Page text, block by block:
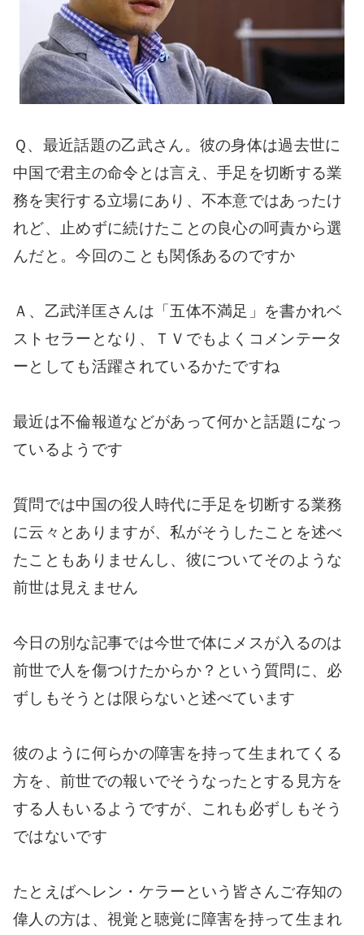
Ｑ、最近話題の乙武さん。彼の身体は過去世に
中国で君主の命令とは言え、手足を切断する業
務を実行する立場にあり、不本意ではあったけ
れど、止めずに続けたことの良心の呵責から選
んだと。今回のことも関係あるのですか
Ａ、乙武洋匡さんは「五体不満足」を書かれベ
ストセラーとなり、ＴＶでもよくコメンテータ
ーとしても活躍されているかたですね
最近は不倫報道などがあって何かと話題になっ
ているようです
質問では中国の役人時代に手足を切断する業務
に云々とありますが、私がそうしたことを述べ
たこともありませんし、彼についてそのような
前世は見えません
今日の別な記事では今世で体にメスが入るのは
前世で人を傷つけたからか？という質問に、必
ずしもそうとは限らないと述べています
彼のように何らかの障害を持って生まれてくる
方を、前世での報いでそうなったとする見方を
する人もいるようですが、これも必ずしもそう
ではないです
たとえばヘレン・ケラーという皆さんご存知の
偉人の方は、視覚と聴覚に障害を持って生まれ